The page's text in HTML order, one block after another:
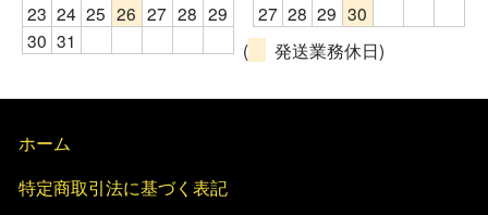
23 24 25 26 27 28 29
30 31
27 28 29 30
(
発送業務休日)
ホーム
特定商取引法に基づく表記